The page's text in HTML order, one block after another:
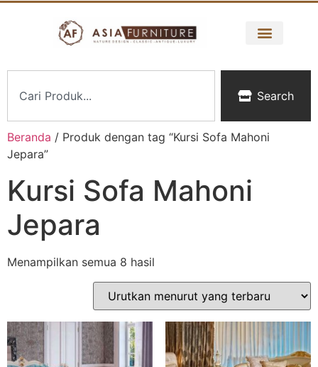
Search
Beranda / Produk dengan tag “Kursi Sofa Mahoni
Jepara”
Kursi Sofa Mahoni
Jepara
Menampilkan semua 8 hasil